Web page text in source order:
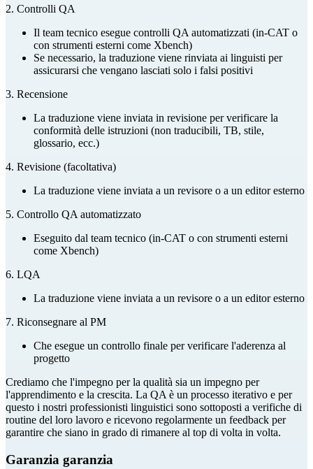
2. Controlli QA
Il team tecnico esegue controlli QA automatizzati (in-CAT o
con strumenti esterni come Xbench)
Se necessario, la traduzione viene rinviata ai linguisti per
assicurarsi che vengano lasciati solo i falsi positivi
3. Recensione
La traduzione viene inviata in revisione per verificare la
conformità delle istruzioni (non traducibili, TB, stile,
glossario, ecc.)
4. Revisione (facoltativa)
La traduzione viene inviata a un revisore o a un editor esterno
5. Controllo QA automatizzato
Eseguito dal team tecnico (in-CAT o con strumenti esterni
come Xbench)
6. LQA
La traduzione viene inviata a un revisore o a un editor esterno
7. Riconsegnare al PM
Che esegue un controllo finale per verificare l'aderenza al
progetto
Crediamo che l'impegno per la qualità sia un impegno per
l'apprendimento e la crescita. La QA è un processo iterativo e per
questo i nostri professionisti linguistici sono sottoposti a verifiche di
routine del loro lavoro e ricevono regolarmente un feedback per
garantire che siano in grado di rimanere al top di volta in volta.
Garanzia garanzia